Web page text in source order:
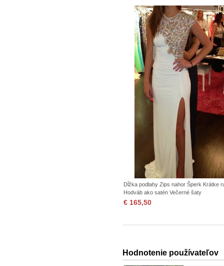
Dĺžka podlahy Zips nahor Šperk Krátke
Hodváb ako satén Večerné šaty
€ 165,50
Hodnotenie používateľov